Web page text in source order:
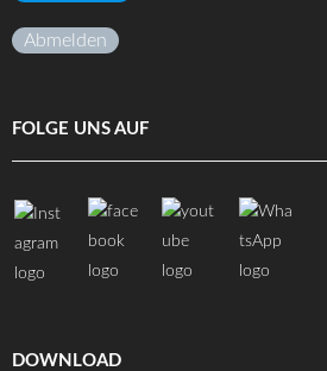
Abmelden
FOLGE UNS AUF
DOWNLOAD